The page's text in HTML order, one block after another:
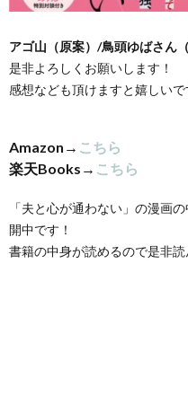
アゴ山（原案）/鳥頭ゆばさん（
是非よろしくお願いします！
感想なども頂けますと嬉しいで
Amazon→ こちら
楽天Books→ こちら
「夫と心が通わない」の漫画
開中です！
書籍の中身が読めるので是非読